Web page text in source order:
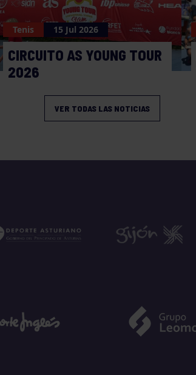
Tenis 15 Jul 2026
CIRCUITO AS YOUNG TOUR
2026
VER TODAS LAS NOTICIAS